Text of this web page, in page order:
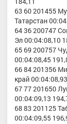
63 60 201455
Татарстан
64 36 200747
Эл 00:04:08,10
65 69 200757
00:04:08,45
66 84 201356
край
67 77 201650
00:04:09,13
68 83 201125
00:04:09,55